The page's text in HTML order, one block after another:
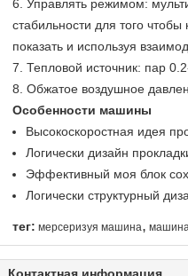
6. Управлять режимом:
стабильности для того
показать и используя
7. Тепловой источник: пар
8. Обжатое воздушное
Особенности машины
Высокоскоростная идея
Логически дизайн
Эффективный моя блок
Логически структурный
тег: мерсеризуя машина,